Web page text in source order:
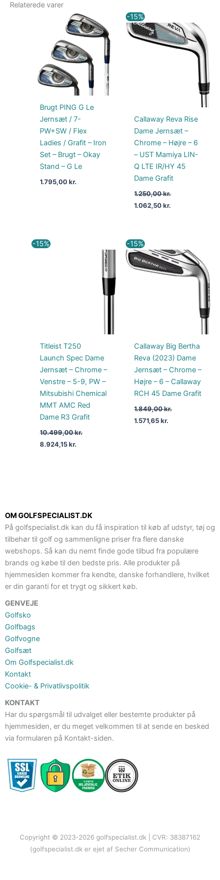
Relaterede varer
Brugt PING G Le
Jernsæt / 7-
PW+SW / Flex
Ladies / Grafit – Iron
Set – Brugt – Okay
Stand – G Le
1.795,00kr.
-15%
Callaway Reva Rise
Dame Jernsæt –
Chrome – Højre – 6
– UST Mamiya LIN-
Q LTE IR/HY 45
Dame Grafit
1.250,00kr.
Den
oprindelige
pris
var:
1.250,00 kr..
1.062,50kr.
aktuelle
pris
er:
1.062,50 kr..
-15%
Titleist T250
Launch Spec Dame
Jernsæt – Chrome –
Venstre – 5-9, PW –
Mitsubishi Chemical
MMT AMC Red
Dame R3 Grafit
10.499,00kr.
Den
oprindelige
8.924,15kr.
aktuelle
8.924,15 kr..
-15%
Callaway Big Bertha
Reva (2023) Dame
Jernsæt – Chrome –
Højre – 6 – Callaway
RCH 45 Dame Grafit
1.849,00kr.
Den
oprindelige
pris
var:
1.849,00 kr..
1.571,65kr.
aktuelle
pris
er:
1.571,65 kr..
OM GOLFSPECIALIST.DK
På golfspecialist.dk kan du få inspiration til køb af udstyr, tøj og
tilbehør til golf og sammenligne priser fra flere danske
webshops. Så kan du nemt finde gode tilbud fra populære
brands og købe til den bedste pris. Alle produkter på
hjemmesiden kommer fra kendte, danske forhandlere, hvilket
er din garanti for et trygt og sikkert køb.
GENVEJE
Golfsko
Golfbags
Golfvogne
Golfsæt
Om Golfspecialist.dk
Kontakt
Cookie- & Privatlivspolitik
KONTAKT
Har du spørgsmål til udvalget eller bestemte produkter på
hjemmesiden, er du meget velkommen til at sende en besked
via formularen på Kontakt-siden.
Copyright © 2023-2026 golfspecialist.dk | CVR: 38387162
(golfspecialist.dk er ejet af Secher Communication)